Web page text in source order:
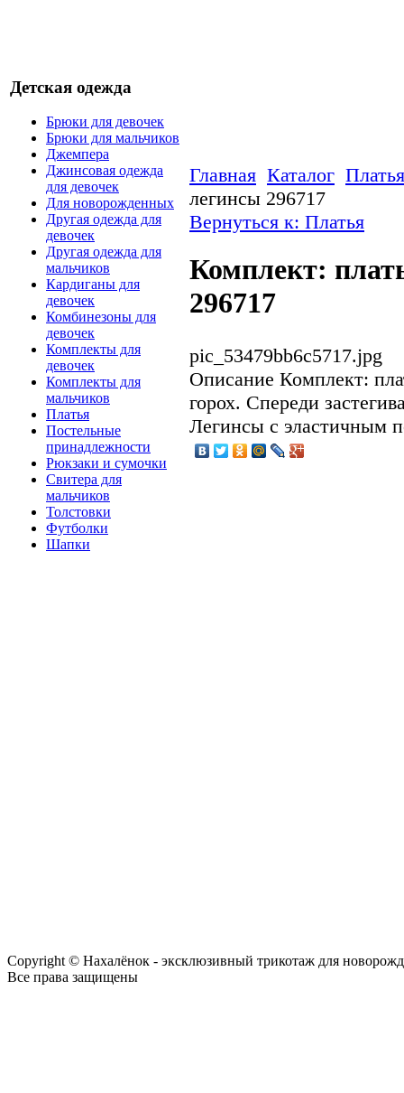
Детская одежда
Брюки для девочек
Брюки для мальчиков
Джемпера
Джинсовая одежда
для девочек
Для новорожденных
Другая одежда для
девочек
Другая одежда для
мальчиков
Кардиганы для
девочек
Комбинезоны для
девочек
Комплекты для
девочек
Комплекты для
мальчиков
Платья
Постельные
принадлежности
Рюкзаки и сумочки
Свитера для
мальчиков
Толстовки
Футболки
Шапки
Главная Каталог Платья
легинсы 296717
Вернуться к: Платья
Комплект:
296717
pic_53479bb6c5717.jpg
Описание Комплект:
горох. Спереди
Легинсы с эластичным
Copyright © Нахалёнок - эксклюзивный трикотаж для
Все права защищены